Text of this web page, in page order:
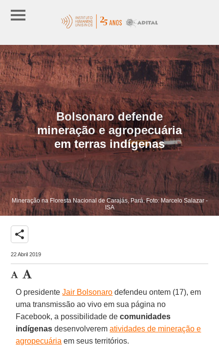
Bolsonaro defende
mineração e agropecuária
em terras indígenas
Mineração na Floresta Nacional de Carajás, Pará. Foto: Marcelo Salazar -
ISA
share
22 Abril 2019
O presidenteJair Bolsonaro defendeu ontem (17), em
uma transmissão ao vivo em sua página no
Facebook, a possibilidade decomunidades
indígenas desenvolverematividades de mineração e
agropecuária em seus territórios.